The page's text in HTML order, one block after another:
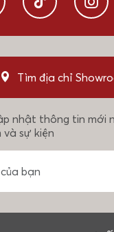
Tìm địa chỉ
nhật thông tin mới
và sự kiện